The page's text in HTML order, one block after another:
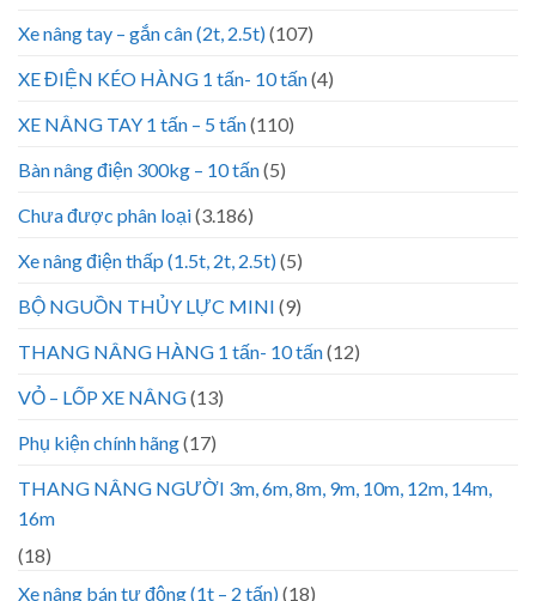
Xe nâng tay – gắn cân (2t, 2.5t)(107)
XE ĐIỆN KÉO HÀNG 1 tấn- 10 tấn(4)
XE NÂNG TAY 1 tấn – 5 tấn(110)
Bàn nâng điện 300kg – 10 tấn(5)
Chưa được phân loại(3.186)
Xe nâng điện thấp (1.5t, 2t, 2.5t)(5)
BỘ NGUỒN THỦY LỰC MINI (9)
THANG NÂNG HÀNG 1 tấn- 10 tấn(12)
VỎ – LỐP XE NÂNG(13)
Phụ kiện chính hãng(17)
THANG NÂNG NGƯỜI 3m, 6m, 8m, 9m, 10m, 12m, 14m,
16m
(18)
Xe nâng bán tự động (1t – 2 tấn)(18)